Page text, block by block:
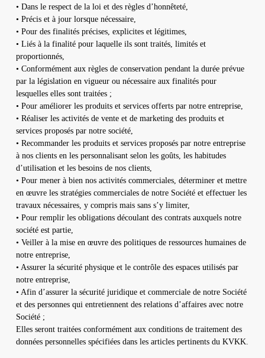
• Dans le respect de la loi et des règles d’honnêteté,
• Précis et à jour lorsque nécessaire,
• Pour des finalités précises, explicites et légitimes,
• Liés à la finalité pour laquelle ils sont traités, limités et
proportionnés,
• Conformément aux règles de conservation pendant la durée prévue
par la législation en vigueur ou nécessaire aux finalités pour
lesquelles elles sont traitées ;
• Pour améliorer les produits et services offerts par notre entreprise,
• Réaliser les activités de vente et de marketing des produits et
services proposés par notre société,
• Recommander les produits et services proposés par notre entreprise
à nos clients en les personnalisant selon les goûts, les habitudes
d’utilisation et les besoins de nos clients,
• Pour mener à bien nos activités commerciales, déterminer et mettre
en œuvre les stratégies commerciales de notre Société et effectuer les
travaux nécessaires, y compris mais sans s’y limiter,
• Pour remplir les obligations découlant des contrats auxquels notre
société est partie,
• Veiller à la mise en œuvre des politiques de ressources humaines de
notre entreprise,
• Assurer la sécurité physique et le contrôle des espaces utilisés par
notre entreprise,
• Afin d’assurer la sécurité juridique et commerciale de notre Société
et des personnes qui entretiennent des relations d’affaires avec notre
Société ;
Elles seront traitées conformément aux conditions de traitement des
données personnelles spécifiées dans les articles pertinents du KVKK.